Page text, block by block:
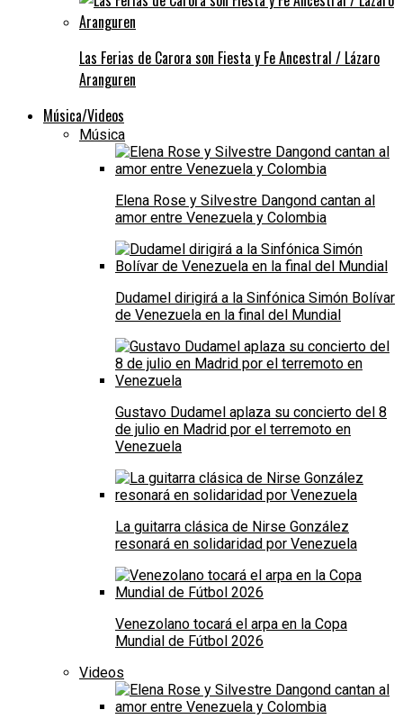
Las Ferias de Carora son Fiesta y Fe Ancestral / Lázaro
Aranguren
Música/Videos
Música
Elena Rose y Silvestre Dangond cantan al
amor entre Venezuela y Colombia
Dudamel dirigirá a la Sinfónica Simón Bolívar
de Venezuela en la final del Mundial
Gustavo Dudamel aplaza su concierto del 8
de julio en Madrid por el terremoto en
Venezuela
La guitarra clásica de Nirse González
resonará en solidaridad por Venezuela
Venezolano tocará el arpa en la Copa
Mundial de Fútbol 2026
Videos